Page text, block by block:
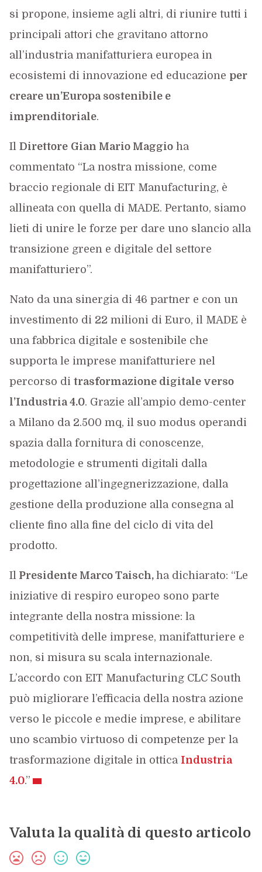
si propone, insieme agli altri, di riunire tutti i
principali attori che gravitano attorno
all’industria manifatturiera europea in
ecosistemi di innovazione ed educazione per
creare un’Europa sostenibile e
imprenditoriale.
Il Direttore Gian Mario Maggioha
commentato “La nostra missione, come
braccio regionale di EIT Manufacturing, è
allineata con quella di MADE. Pertanto, siamo
lieti di unire le forze per dare uno slancio alla
transizione green e digitale del settore
manifatturiero”.
Nato da una sinergia di 46 partner e con un
investimento di 22 milioni di Euro, il MADE è
una fabbrica digitale e sostenibile che
supporta le imprese manifatturiere nel
percorso di trasformazione digitale verso
l’Industria 4.0. Grazie all’ampio demo-center
a Milano da 2.500 mq, il suo modus operandi
spazia dalla fornitura di conoscenze,
metodologie e strumenti digitali dalla
progettazione all’ingegnerizzazione, dalla
gestione della produzione alla consegna al
cliente fino alla fine del ciclo di vita del
prodotto.
IlPresidente Marco Taisch, ha dichiarato: “Le
iniziative di respiro europeo sono parte
integrante della nostra missione: la
competitività delle imprese, manifatturiere e
non, si misura su scala internazionale.
L’accordo con EIT Manufacturing CLC South
può migliorare l’efficacia della nostra azione
verso le piccole e medie imprese, e abilitare
uno scambio virtuoso di competenze per la
trasformazione digitale in ottica Industria
4.0.”
Valuta la qualità di questo articolo